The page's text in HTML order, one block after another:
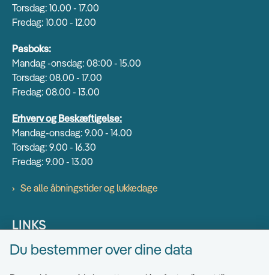
Torsdag: 10.00 - 17.00
Fredag: 10.00 - 12.00
Pasboks:
Mandag -onsdag: 08:00 - 15.00
Torsdag: 08.00 - 17.00
Fredag: 08.00 - 13.00
Erhverv og Beskæftigelse:
Mandag-onsdag: 9.00 - 14.00
Torsdag: 9.00 - 16.30
Fredag: 9.00 - 13.00
Se alle åbningstider og lukkedage
LINKS
Find EAN numre
Send sikkert
Du bestemmer over dine data